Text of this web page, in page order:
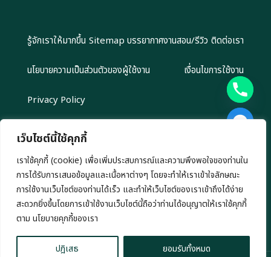
เว็บไซต์นี้ใช้คุกกี้
เราใช้คุกกี้ (cookie) เพื่อเพิ่มประสบการณ์และความพึงพอใจของท่านใน
การได้รับการเสนอข้อมูลและเนื้อหาต่างๆ โดยจะทำให้เราเข้าใจลักษณะ
การใช้งานเว็บไซต์ของท่านได้เร็ว และทำให้เว็บไซต์ของเราเข้าถึงได้ง่าย
สะดวกยิ่งขึ้นโดยการเข้าใช้งานเว็บไซต์นี้ถือว่าท่านได้อนุญาตให้เราใช้คุกกี้
ตาม นโยบายคุกกี้ของเรา
ปฎิเสธ ยอมรับทั้งหมด
รู้จักเราให้มากขึ้น Sitemap บรรยากาศงานสอน/รีวิว ติดต่อเรา
นโยบายความเป็นส่วนตัวของผู้ใช้งาน เงื่อนไขการใช้งาน
Privacy Policy
Copyright 2024 EliteGroupAcademy.com © สงวนลิขสิทธิ์ตาม
กฎหมาย ห้ามนำไปทำซ้ำ หรือคัดลอกข้อมูลโดยไม่ได้รับอนุญาต
เรามีนโยบาย นำเสนอข้อมูลอย่างโปร่งสัยและเป็นกลาง ทุกข้อมูลที่นำเสนอ เรา
ไม่มีเจตนาชักชวนการลงทุน หรือ ชี้นำการลงทุนใดๆ ทั้งสิ้น
chaty